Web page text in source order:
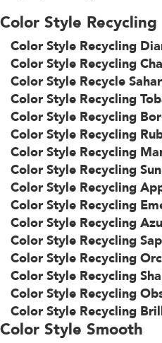
Color Style Recycling
Color Style Recycling
Color Style Recycling
Color Style Recycle
Color Style Recycling
Color Style Recycling
Color Style Recycling
Color Style Recycling
Color Style Recycling Sun
Color Style Recycling
Color Style Recycling
Color Style Recycling
Color Style Recycling
Color Style Recycling
Color Style Recycling
Color Style Recycling
Color Style Recycling
Color Style Smooth